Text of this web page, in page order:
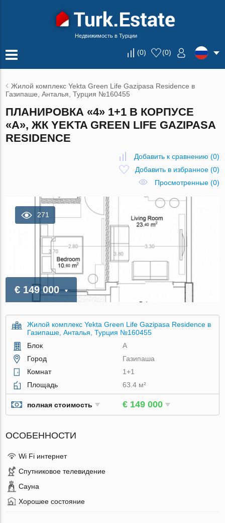
Недвижимость в Турции
(0) (0)
Жилой комплекс Yekta Green Life Gazipasa Residence в
Газипаше, Анталья, Турция №160455
ПЛАНИРОВКА «4» 1+1 В КОРПУСЕ
«A», ЖК YEKTA GREEN LIFE GAZIPASA
RESIDENCE
Добавить к сравнению (0)
Добавить в избранное(0)
Просмотренные (0)
271
€ 149 000
Жилой комплекс Yekta Green Life Gazipasa Residence в
Газипаше, Анталья, Турция №160455
Блок
A
Город
Газипаша
Комнат
1+1
Площадь
63.4 м²
полная стоимость € 149 000
ОСОБЕННОСТИ
Wi Fi интернет
Спутниковое телевидение
Сауна
Хорошее состояние